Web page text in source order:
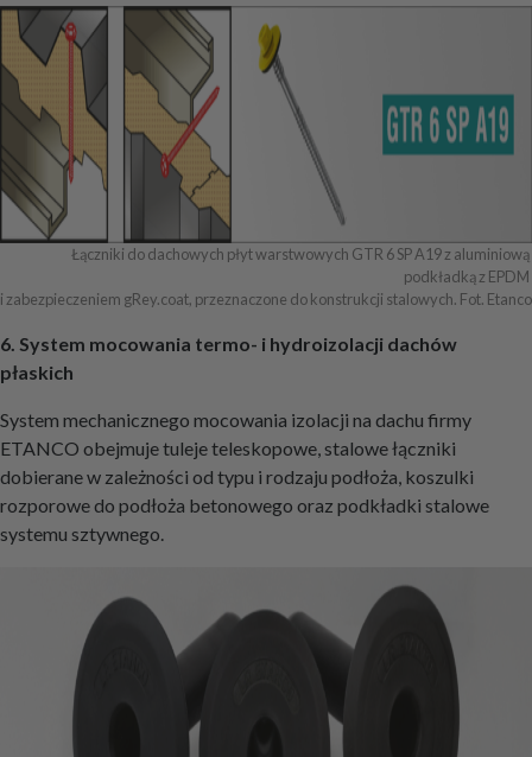
Łączniki do dachowych płyt warstwowych GTR 6 SP A19 z aluminiową
podkładką z EPDM
i zabezpieczeniem gRey.coat, przeznaczone do konstrukcji stalowych. Fot. Etanco
6. System mocowania termo- i hydroizolacji dachów
płaskich
System mechanicznego mocowania izolacji na dachu firmy
ETANCO obejmuje tuleje teleskopowe, stalowe łączniki
dobierane w zależności od typu i rodzaju podłoża, koszulki
rozporowe do podłoża betonowego oraz podkładki stalowe
systemu sztywnego.